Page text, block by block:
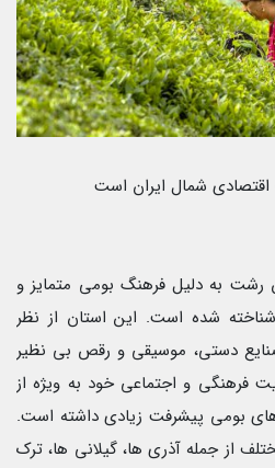
شمال ایران است
رشت به دلیل فرهنگ بومی متمایز و
شده است. این استان از نظر
دستی، موسیقی و رقص بی نظیر
فرهنگی و اجتماعی خود به ویژه از
بومی پیشرفت زیادی داشته است.
از جمله آذری ها، گیلانی ها، ترک